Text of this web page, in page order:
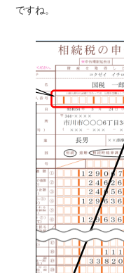
ですね。